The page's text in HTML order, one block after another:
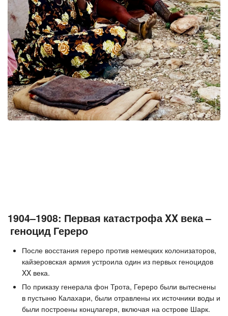
1904–1908: Первая катастрофа XX века –
геноцид Гереро
После восстания гереро против немецких колонизаторов,
кайзеровская армия устроила один из первых геноцидов
XX века.
По приказу генерала фон Трота, Гереро были вытеснены
в пустыню Калахари, были отравлены их источники воды и
были построены концлагеря, включая на острове Шарк.